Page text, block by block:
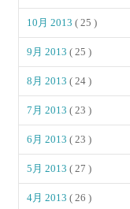
10月 2013( 25 )
9月 2013( 25 )
8月 2013( 24 )
7月 2013( 23 )
6月 2013( 23 )
5月 2013( 27 )
4月 2013( 26 )